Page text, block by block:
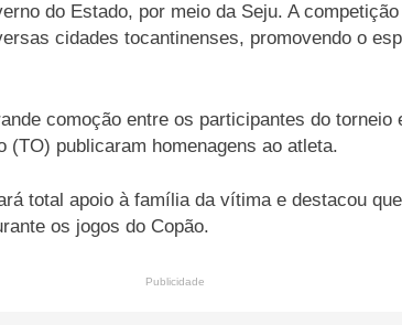
do Estado, por meio da Seju. A
cidades tocantinenses, promovendo o
comoção entre os participantes do
(TO) publicaram homenagens ao atleta.
total apoio à família da vítima e destacou
os jogos do Copão.
Publicidade